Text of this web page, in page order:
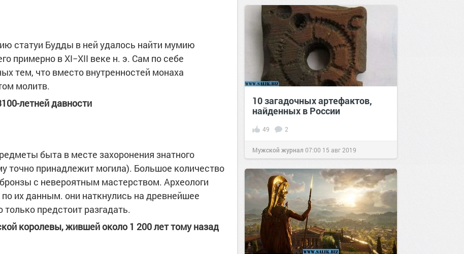
статуи Будды в ней удалось найти мумию
примерно в ХI−ХII веке н. э. Сам по себе
тем, что вместо внутренностей монаха
молитв.
летней давности
быта в месте захоронения знатного
точно принадлежит могила). Большое количество
с невероятным мастерством. Археологи
их данным. они наткнулись на древнейшее
предстоит разгадать.
королевы, жившей около 1 200 лет тому назад
10 загадочных артефактов,
найденных в России
49 2
Мужской журнал 07:00 15 авг 2019